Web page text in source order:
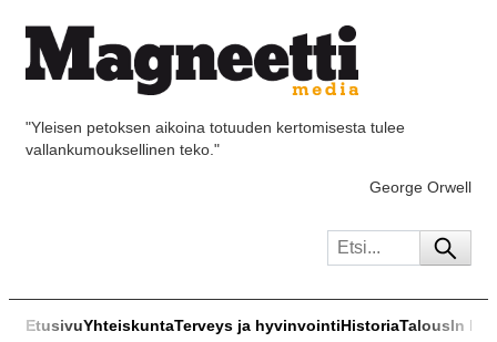
"Yleisen petoksen aikoina totuuden kertomisesta tulee
vallankumouksellinen teko."
George Orwell
EtusivuYhteiskuntaTerveys ja hyvinvointiHistoriaTalousIn